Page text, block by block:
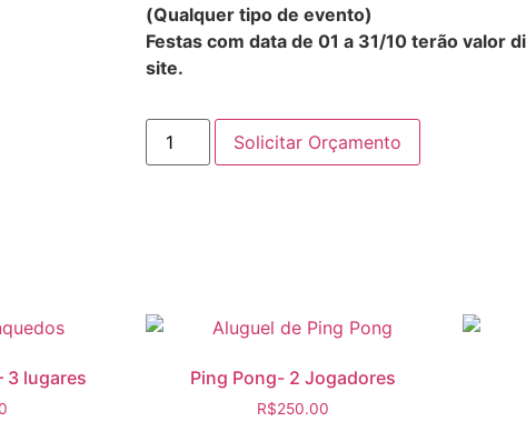
(Qualquer tipo de evento)
Festas com data de 01 a 31/10 terão valor
site.
Solicitar Orçamento
3 lugares Ping Pong- 2 Jogadores
R$250.00